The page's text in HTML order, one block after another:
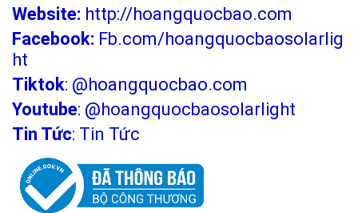
Website: http://hoangquocbao.com
Facebook: Fb.com/hoangquocbaosolarlig
ht
Tiktok: @hoangquocbao.com
Youtube: @hoangquocbaosolarlight
Tin Tức: Tin Tức